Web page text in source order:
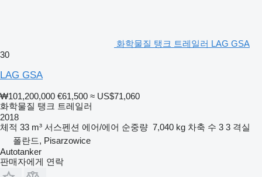
화학물질 탱크 트레일러 LAG GSA
30
LAG GSA
₩101,200,000 €61,500 ≈ US$71,060
화학물질 탱크 트레일러
2018
체적 33 m³ 서스펜션 에어/에어 순중량 7,040 kg 차축 수 3 3 격실
폴란드, Pisarzowice
Autotanker
판매자에게 연락